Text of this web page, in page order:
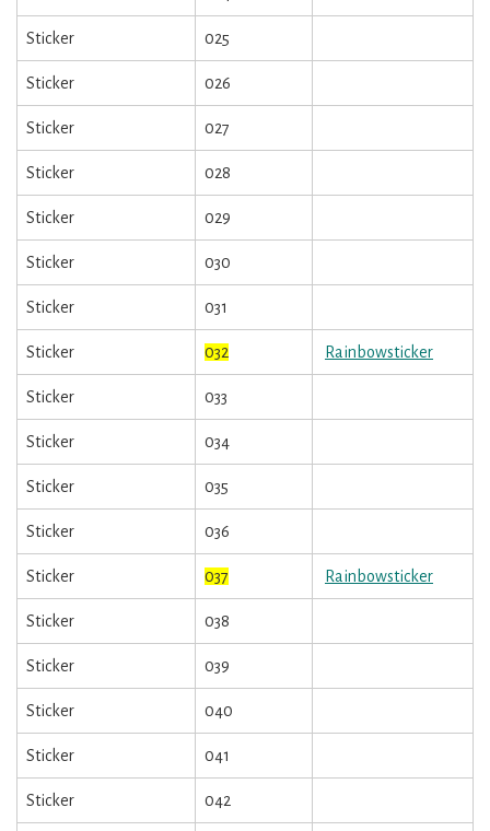
Sticker 025
Sticker 026
Sticker 027
Sticker 028
Sticker 029
Sticker 030
Sticker 031
Sticker 032 Rainbowsticker
Sticker 033
Sticker 034
Sticker 035
Sticker 036
Sticker 037 Rainbowsticker
Sticker 038
Sticker 039
Sticker 040
Sticker 041
Sticker 042